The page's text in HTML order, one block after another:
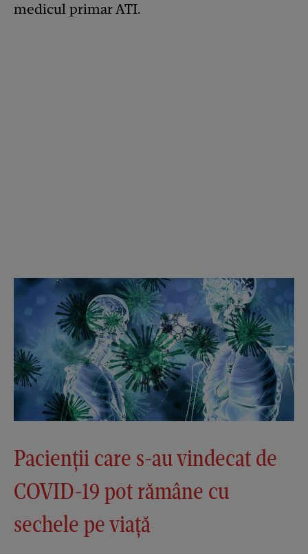
medicul primar ATI.
Pacienții care s-au vindecat de
COVID-19 pot rămâne cu
sechele pe viață